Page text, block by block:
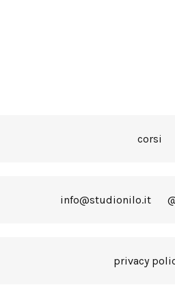
corsi
info@studionilo.it
privacy